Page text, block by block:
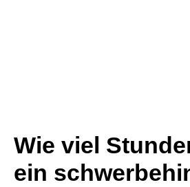
Wie viel
ein